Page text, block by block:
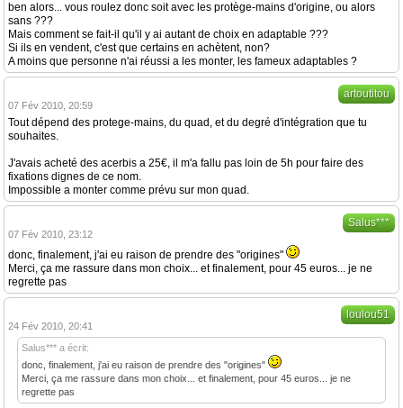
ben alors... vous roulez donc soit avec les protège-mains d'origine, ou alors
sans ???
Mais comment se fait-il qu'il y ai autant de choix en adaptable ???
Si ils en vendent, c'est que certains en achètent, non?
A moins que personne n'ai réussi a les monter, les fameux adaptables ?
artoutitou
07 Fév 2010, 20:59
Tout dépend des protege-mains, du quad, et du degré d'intégration que tu
souhaites.
J'avais acheté des acerbis a 25€, il m'a fallu pas loin de 5h pour faire des
fixations dignes de ce nom.
Impossible a monter comme prévu sur mon quad.
Salus***
07 Fév 2010, 23:12
donc, finalement, j'ai eu raison de prendre des "origines"
Merci, ça me rassure dans mon choix... et finalement, pour 45 euros... je ne
regrette pas
loulou51
24 Fév 2010, 20:41
Salus*** a écrit:
donc, finalement, j'ai eu raison de prendre des "origines"
Merci, ça me rassure dans mon choix... et finalement, pour 45 euros... je ne
regrette pas